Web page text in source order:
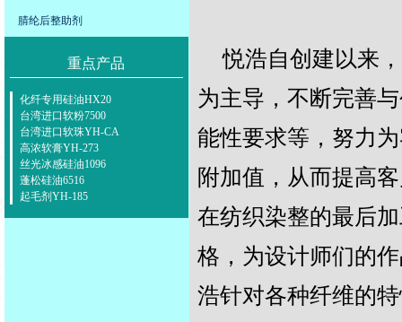
腈纶后整助剂
重点产品
化纤专用硅油HX20
台湾进口软粉7500
台湾进口软珠YH-CA
高浓软膏YH-273
丝光冰感硅油1096
蓬松硅油6516
起毛剂YH-185
悦浩自创建以来
为主导，不断完善
能性要求等，努力
附加值，从而提高
在纺织染整的最后
格，为设计师们的
浩针对各种纤维的